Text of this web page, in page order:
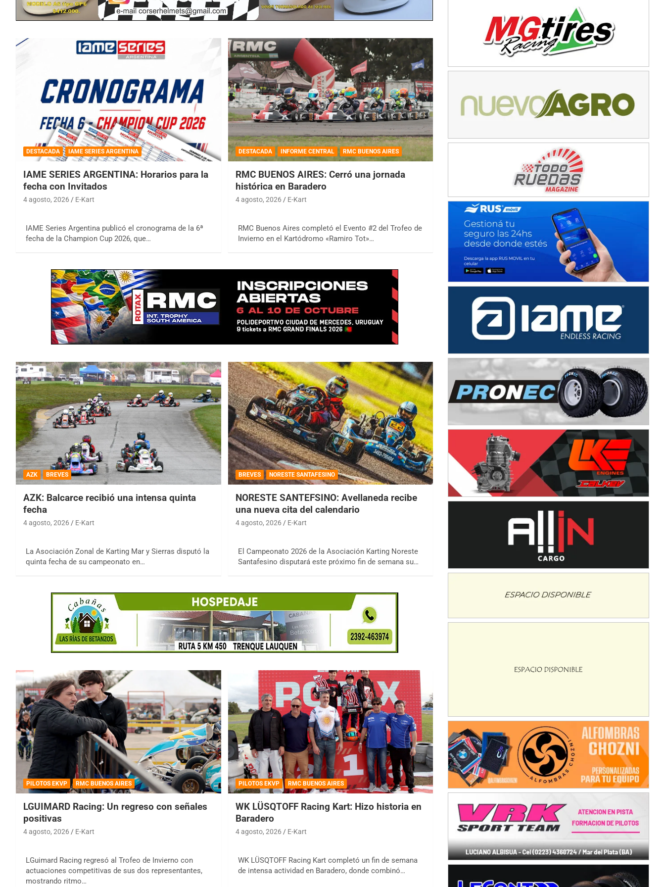
DESTACADA IAME SERIES ARGENTINA
IAME SERIES ARGENTINA: Horarios para la
fecha con Invitados
4 agosto, 2026 E-Kart
IAME Series Argentina publicó el cronograma de la 6ª
fecha de la Champion Cup 2026, que…
DESTACADA INFORME CENTRAL RMC BUENOS AIRES
RMC BUENOS AIRES: Cerró una jornada
histórica en Baradero
4 agosto, 2026 E-Kart
RMC Buenos Aires completó el Evento #2 del Trofeo de
Invierno en el Kartódromo «Ramiro Tot»…
AZK BREVES
AZK: Balcarce recibió una intensa quinta
fecha
4 agosto, 2026 E-Kart
La Asociación Zonal de Karting Mar y Sierras disputó la
quinta fecha de su campeonato en…
BREVES NORESTE SANTAFESINO
NORESTE SANTEFSINO: Avellaneda recibe
una nueva cita del calendario
4 agosto, 2026 E-Kart
El Campeonato 2026 de la Asociación Karting Noreste
Santafesino disputará este próximo fin de semana su…
PILOTOS EKVP RMC BUENOS AIRES
LGUIMARD Racing: Un regreso con señales
positivas
4 agosto, 2026 E-Kart
LGuimard Racing regresó al Trofeo de Invierno con
actuaciones competitivas de sus dos representantes,
mostrando ritmo…
PILOTOS EKVP RMC BUENOS AIRES
WK LÜSQTOFF Racing Kart: Hizo historia en
Baradero
4 agosto, 2026 E-Kart
WK LÜSQTOFF Racing Kart completó un fin de semana
de intensa actividad en Baradero, donde combinó…
Ciudad de Trenque Lauquen (Asfalto)
Trenque Lauquen (Buenos Aires)
ENTRERRIANO - F6 (POSTERGADA)
Villaguay (Entre Ríos)
El Cerro (Tierra)
Victoria (Entre Ríos)
Moto Club Reginense (Tierra)
NORESTE SANTAFESINO - F6
Ciudad de Avellaneda (Asfalto)
Avellaneda (Santa Fe)
SUR SANTAFESINO - F4
Rufino (Santa Fe)
TUCUMANO - F5
El Timbó (Tucumán)